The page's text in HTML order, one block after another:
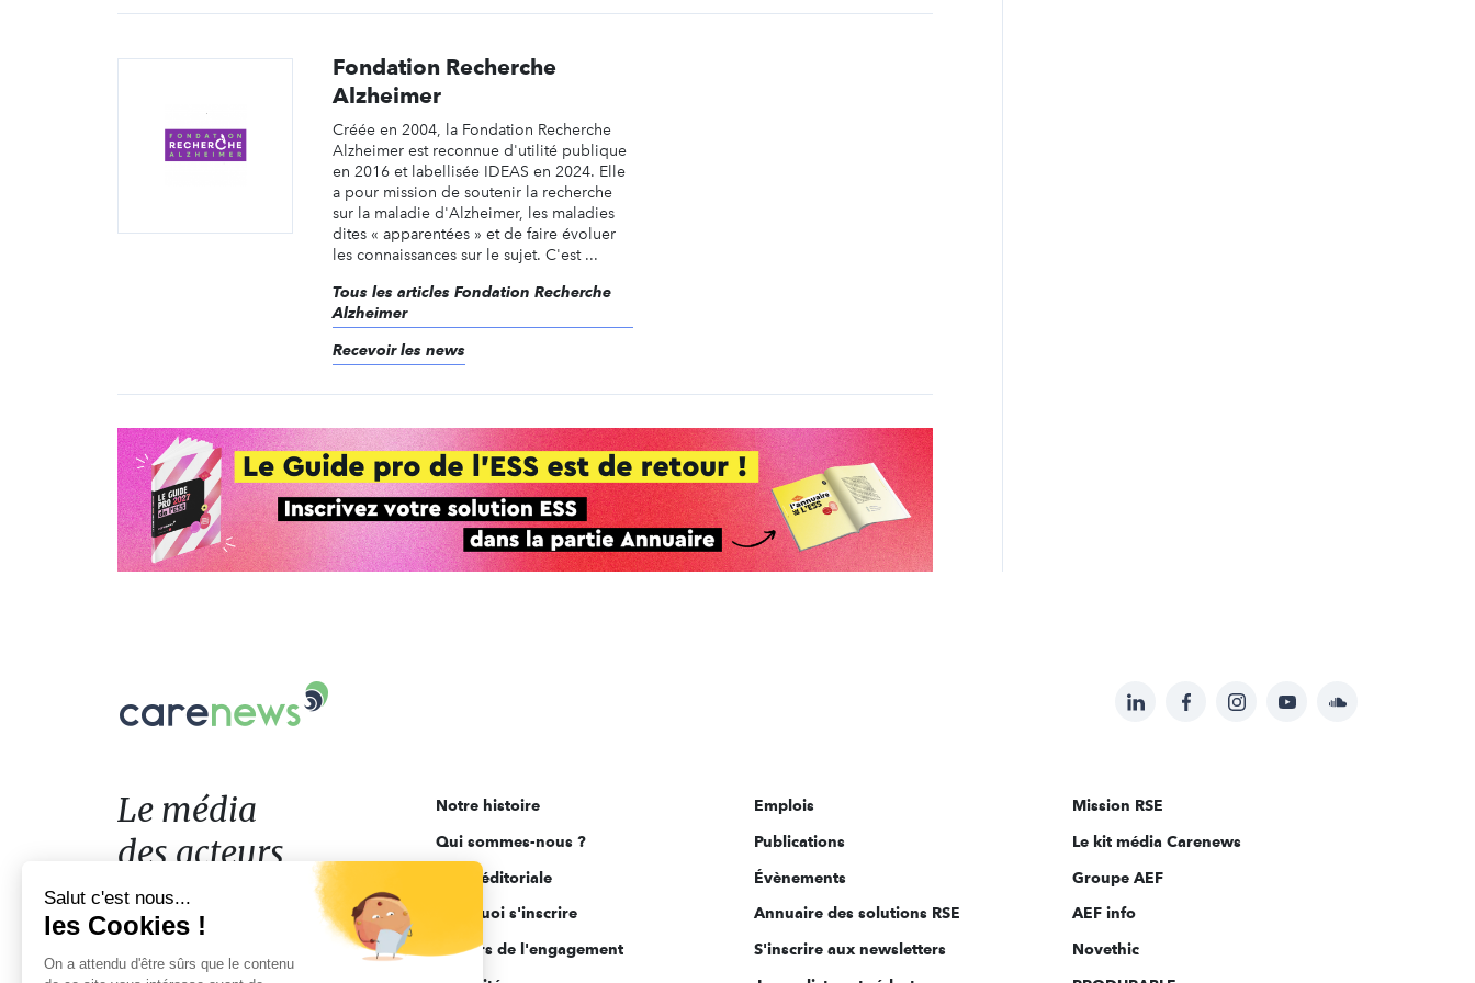
Fondation Recherche
Alzheimer
Créée en 2004, la Fondation Recherche
Alzheimer est reconnue d'utilité publique
en 2016 et labellisée IDEAS en 2024. Elle
a pour mission de soutenir la recherche
sur la maladie d'Alzheimer, les maladies
dites « apparentées » et de faire évoluer
les connaissances sur le sujet. C'est ...
Tous les articles Fondation Recherche
Alzheimer
Recevoir les news
Suivez-
sur:
LinkedInFacebookInstagramYouTubeSoundcloud
Le
acteurs
de
l'engagement
Le média
des acteurs
de l'engagement
Notre histoire
Qui sommes-nous ?
Ligne éditoriale
Pourquoi s'inscrire
Acteurs de l'engagement
Emplois
Publications
Évènements
Annuaire des solutions RSE
S'inscrire aux newsletters
Mission RSE
Le kit média Carenews
Groupe AEF
AEF info
Novethic
Salut c'est nous...
les Cookies !
On a attendu d'être sûrs que le contenu